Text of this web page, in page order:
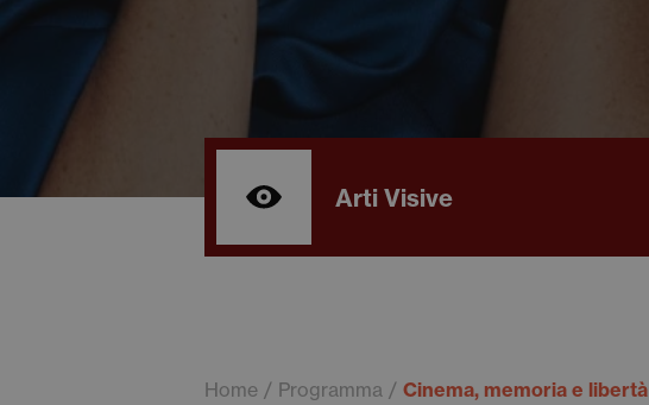
Arti Visive
Home Programma Cinema, memoria e libertà